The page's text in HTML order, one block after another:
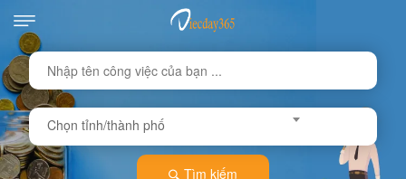
Chọn tỉnh/thành phố
Tìm kiếm